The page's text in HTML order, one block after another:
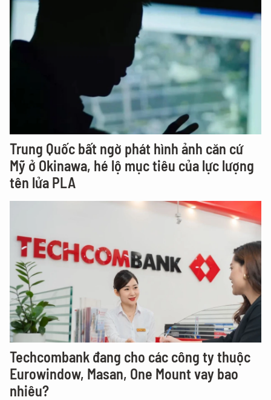
Trung Quốc bất ngờ phát hình ảnh căn cứ
Mỹ ở Okinawa, hé lộ mục tiêu của lực lượng
tên lửa PLA
Techcombank đang cho các công ty thuộc
Eurowindow, Masan, One Mount vay bao
nhiêu?